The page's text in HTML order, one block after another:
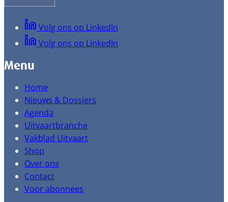
Volg ons op LinkedIn
Volg ons op LinkedIn
Menu
Home
Nieuws & Dossiers
Agenda
Uitvaartbranche
Vakblad Uitvaart
Shop
Over ons
Contact
Voor abonnees